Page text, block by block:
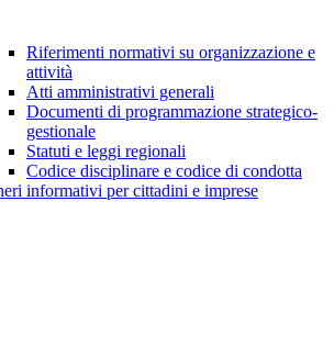
Riferimenti normativi su organizzazione e
attività
Atti amministrativi generali
Documenti di programmazione strategico-
gestionale
Statuti e leggi regionali
Codice disciplinare e codice di condotta
informativi per cittadini e imprese